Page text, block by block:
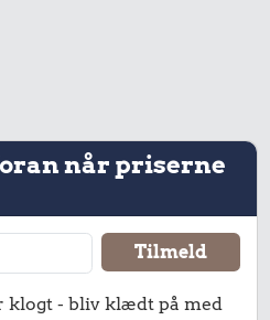
når priserne
klogt - bliv klædt på med